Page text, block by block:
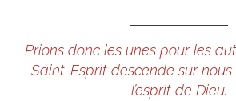
Prions donc les unes pour les
Saint-Esprit descende sur
l’esprit de Dieu.